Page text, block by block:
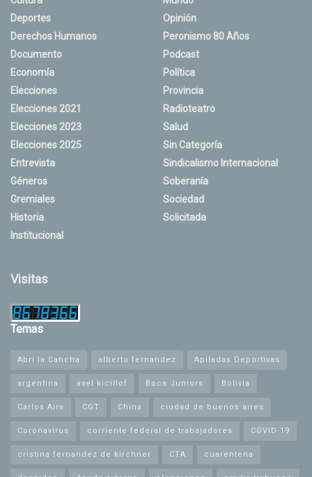
Deportes
Derechos Humanos
Documento
Economía
Elecciones
Elecciones 2021
Elecciones 2023
Elecciones 2025
Entrevista
Géneros
Gremiales
Historia
Institucional
Opinión
Peronismo 80 Años
Podcast
Política
Provincia
Radioteatro
Salud
Sin Categoría
Sindicalismo Internacional
Soberanía
Sociedad
Solicitada
Visitas
Temas
Abrí la Cancha alberto fernandez Apiladas Deportivas
argentina axel kicillof Boca Juniors Bolivia
Carlos Aira CGT China ciudad de buenos aires
Coronavirus corriente federal de trabajadores COVID-19
cristina fernandez de kirchner CTA cuarentena